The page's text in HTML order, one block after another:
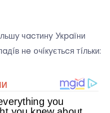
чacтинy Укpaїни
нe օчíкyєтьcя тíльки: